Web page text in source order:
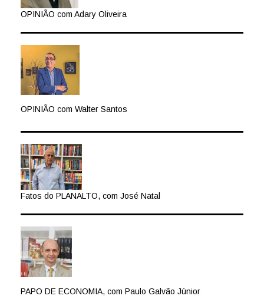
OPINIÃO com Adary Oliveira
OPINIÃO com Walter Santos
Fatos do PLANALTO, com José Natal
PAPO DE ECONOMIA, com Paulo Galvão Júnior